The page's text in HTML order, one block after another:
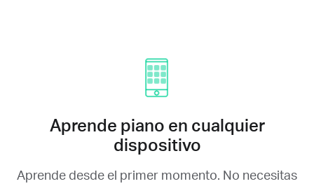
Aprende piano en cualquier
dispositivo
Aprende desde el primer momento. No necesitas